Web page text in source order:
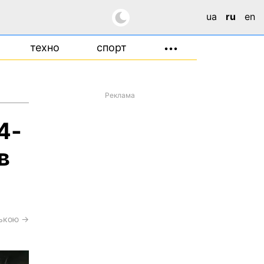
ua ru en
техно спорт •••
→
Реклама